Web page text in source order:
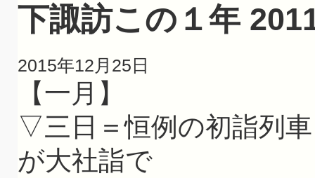
下諏訪この１年
2015年12月25日
【一月】
▽三日＝恒例の初詣列
が大社詣で